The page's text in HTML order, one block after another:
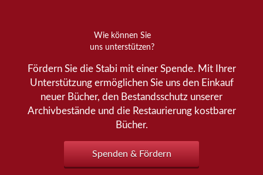
Wie können Sie
uns unterstützen?
Fördern Sie die Stabi mit einer Spende. Mit Ihrer
Unterstützung ermöglichen Sie uns den Einkauf
neuer Bücher, den Bestandsschutz unserer
Archivbestände und die Restaurierung kostbarer
Bücher.
Spenden & Fördern